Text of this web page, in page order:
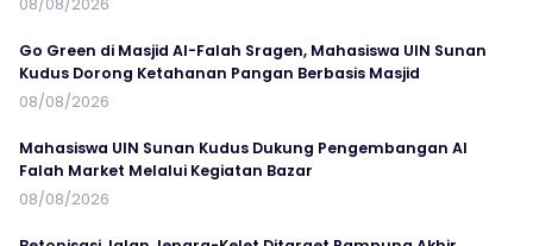
Go Green di Masjid Al-Falah Sragen, Mahasiswa UIN Sunan
Kudus Dorong Ketahanan Pangan Berbasis Masjid
08/08/2026
Mahasiswa UIN Sunan Kudus Dukung Pengembangan Al
Falah Market Melalui Kegiatan Bazar
08/08/2026